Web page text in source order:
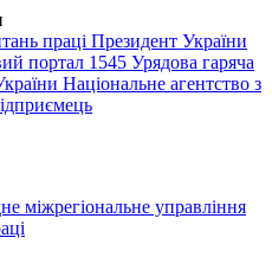
праці Президент України
портал 1545 Урядова гаряча
Національне агентство з
міжрегіональне управління